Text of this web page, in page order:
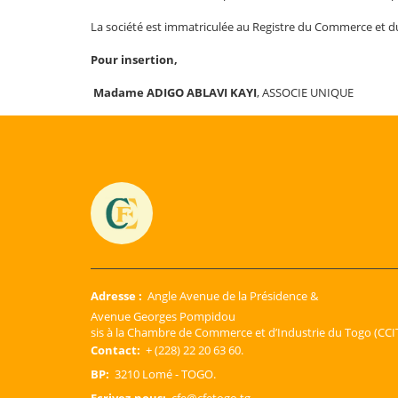
La société est immatriculée au Registre du Commerce et
Pour insertion,
MadameADIGO ABLAVI KAYI, ASSOCIE UNIQUE
Adresse : Angle Avenue de la Présidence &
Avenue Georges Pompidou
sis à la Chambre de Commerce et d’Industrie du Togo
Contact: + (228) 22 20 63 60.
BP: 3210 Lomé - TOGO.